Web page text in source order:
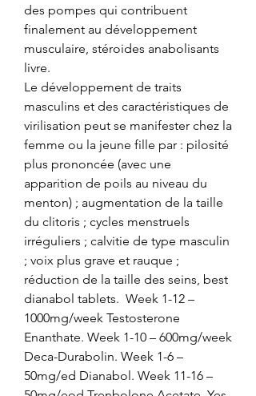
des pompes qui contribuent
finalement au développement
musculaire, stéroides anabolisants
livre.
Le développement de traits
masculins et des caractéristiques de
virilisation peut se manifester chez la
femme ou la jeune fille par : pilosité
plus prononcée (avec une
apparition de poils au niveau du
menton) ; augmentation de la taille
du clitoris ; cycles menstruels
irréguliers ; calvitie de type masculin
; voix plus grave et rauque ;
réduction de la taille des seins, best
dianabol tablets.  Week 1-12 –
1000mg/week Testosterone
Enanthate. Week 1-10 – 600mg/week
Deca-Durabolin. Week 1-6 –
50mg/ed Dianabol. Week 11-16 –